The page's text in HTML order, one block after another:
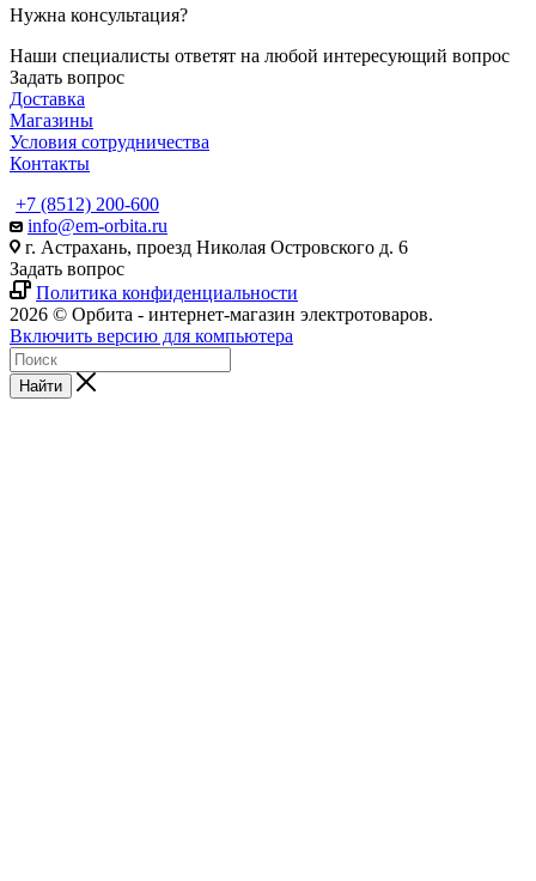
Нужна консультация?
Наши специалисты ответят на любой интересующий вопрос
Задать вопрос
Доставка
Магазины
Условия сотрудничества
Контакты
+7 (8512) 200-600
info@em-orbita.ru
г. Астрахань, проезд Николая Островского д. 6
Задать вопрос
Политика конфиденциальности
2026 © Орбита - интернет-магазин электротоваров.
Включить версию для компьютера
Найти